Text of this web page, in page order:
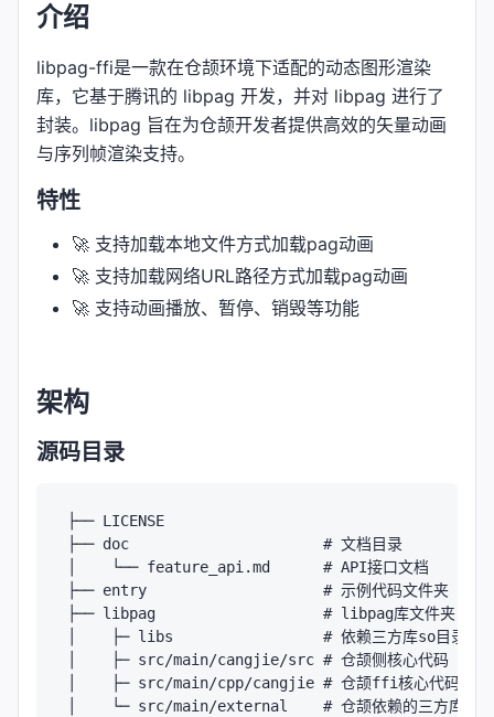
介绍
libpag-ffi是一款在仓颉环境下适配的动态图形渲染
库，它基于腾讯的 libpag 开发，并对 libpag 进行了
封装。libpag 旨在为仓颉开发者提供高效的矢量动画
与序列帧渲染支持。
特性
🚀 支持加载本地文件方式加载pag动画
🚀 支持加载网络URL路径方式加载pag动画
🚀 支持动画播放、暂停、销毁等功能
架构
源码目录
├── LICENSE
├── doc                      # 文档目录
│    └── feature_api.md      # API接口文档
├── entry                    # 示例代码文件夹
├── libpag                   # libpag库文件夹
│    ├─ libs                 # 依赖三方库so目录
│    ├─ src/main/cangjie/src # 仓颉侧核心代码
│    ├─ src/main/cpp/cangjie # 仓颉ffi核心代码
│    └─ src/main/external    # 仓颉依赖的三方库头